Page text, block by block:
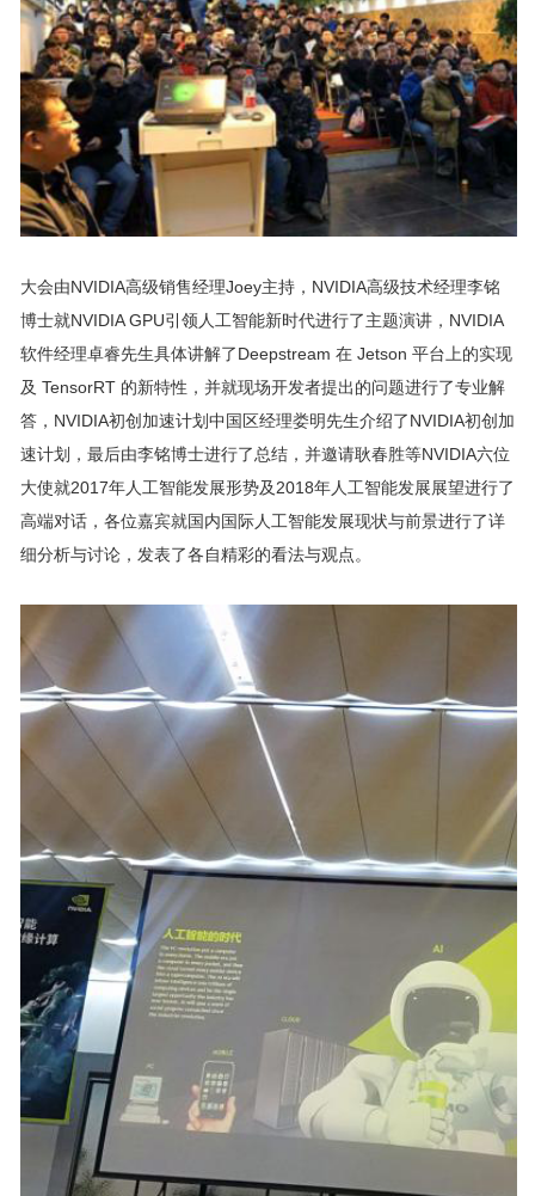
大会由NVIDIA高级销售经理Joey主持，NVIDIA高级技术经理李铭
博士就NVIDIA GPU引领人工智能新时代进行了主题演讲，NVIDIA
软件经理卓睿先生具体讲解了Deepstream 在 Jetson 平台上的实现
及 TensorRT 的新特性，并就现场开发者提出的问题进行了专业解
答，NVIDIA初创加速计划中国区经理娄明先生介绍了NVIDIA初创加
速计划，最后由李铭博士进行了总结，并邀请耿春胜等NVIDIA六位
大使就2017年人工智能发展形势及2018年人工智能发展展望进行了
高端对话，各位嘉宾就国内国际人工智能发展现状与前景进行了详
细分析与讨论，发表了各自精彩的看法与观点。